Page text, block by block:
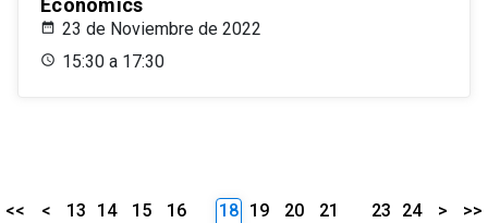
Economics
23 de Noviembre de 2022
15:30 a 17:30
<< < 13 14 15
16
18 19 20
21
23 24 > >>